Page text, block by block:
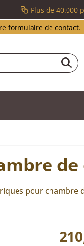
Plus de 40.000
formulaire de contact.
pour chambre
Prix